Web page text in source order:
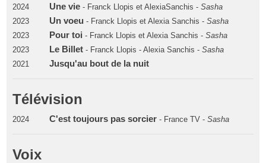
2024
Une vie- Franck Llopis et AlexiaSanchis - Sasha
2023
Un voeu - Franck Llopis et Alexia Sanchis - Sasha
2023
Pour toi - Franck Llopis et Alexia Sanchis - Sasha
2023
Le Billet- Franck Llopis - Alexia Sanchis - Sasha
2021
Jusqu'au bout de la nuit
Télévision
2024 C'est toujours pas sorcier- France TV - Sasha
Voix